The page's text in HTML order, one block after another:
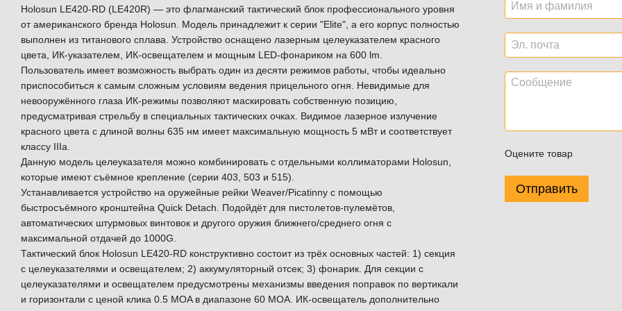
Holosun LE420-RD (LE420R) — это флагманский тактический блок профессионального уровня
от американского бренда Holosun. Модель принадлежит к серии "Elite", а его корпус полностью
выполнен из титанового сплава. Устройство оснащено лазерным целеуказателем красного
цвета, ИК-указателем, ИК-освещателем и мощным LED-фонариком на 600 lm.
Пользователь имеет возможность выбрать один из десяти режимов работы, чтобы идеально
приспособиться к самым сложным условиям ведения прицельного огня. Невидимые для
невооружённого глаза ИК-режимы позволяют маскировать собственную позицию,
предусматривая стрельбу в специальных тактических очках. Видимое лазерное излучение
красного цвета с длиной волны 635 нм имеет максимальную мощность 5 мВт и соответствует
классу IIIa.
Данную модель целеуказателя можно комбинировать с отдельными коллиматорами Holosun,
которые имеют съёмное крепление (серии 403, 503 и 515).
Устанавливается устройство на оружейные рейки Weaver/Picatinny с помощью
быстросъёмного кронштейна Quick Detach. Подойдёт для пистолетов-пулемётов,
автоматических штурмовых винтовок и другого оружия ближнего/среднего огня с
максимальной отдачей до 1000G.
Тактический блок Holosun LE420-RD конструктивно состоит из трёх основных частей: 1) секция
с целеуказателями и освещателем; 2) аккумуляторный отсек; 3) фонарик. Для секции с
целеуказателями и освещателем предусмотрены механизмы введения поправок по вертикали
и горизонтали с ценой клика 0.5 MOA в диапазоне 60 MOA. ИК-освещатель дополнительно
Оцените товар
Отправить